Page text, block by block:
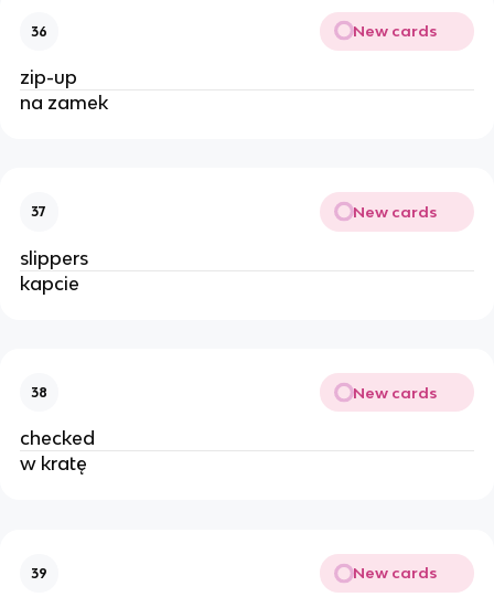
36 New cards
zip-up
na zamek
37 New cards
slippers
kapcie
38 New cards
checked
w kratę
39 New cards